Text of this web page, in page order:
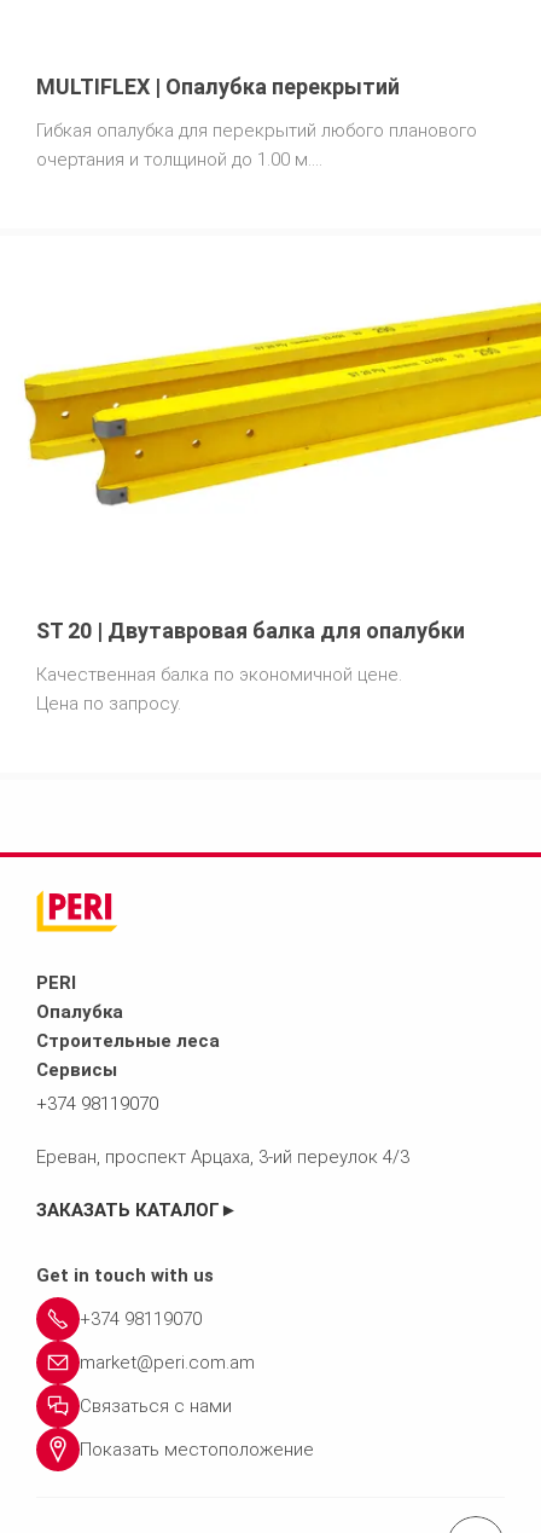
MULTIFLEX | Опалубка перекрытий
Гибкая опалубка для перекрытий любого планового
очертания и толщиной до 1.00 м.
ST 20 | Двутавровая балка для опалубки
Качественная балка по экономичной цене.
Цена по запросу.
PERI
Опалубка
Строительные леса
Сервисы
+374 98119070
Ереван, проспект Арцаха, 3-ий переулок 4/3
ЗАКАЗАТЬ КАТАЛОГ►
Get in touch with us
+374 98119070
market@peri.com.am
Связаться с нами
Показать местоположение